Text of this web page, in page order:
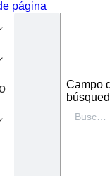
página
Campo